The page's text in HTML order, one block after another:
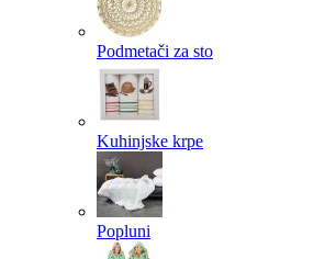
Podmetači za sto
Kuhinjske krpe
Popluni